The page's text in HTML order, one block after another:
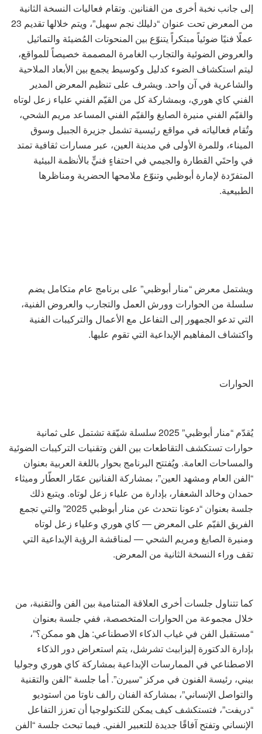
إلى جانب نخبة أخرى من الفنانين. وتقام فعاليات النسخة الثانية
من المعرض تحت عنوان “دليلك نجم سهيل”، ويتم خلالها تقديم 23
عملًا فنيًا ضوئياً مبتكراً يتنوّع بين المنحوتات المُضيئة والتماثيل
والعروض الضوئية والتجارب الغامرة المصممة خصيصاً للمواقع،
ليتم استكشاف الضوء كدليل وكوسيط يجمع بين الأبعاد الملاحية
والشاعرية في آن واحد. ويشرف على تنظيم المعرض المدير
الفني كاي هوري، وبمشاركة كل من القيّم الفني علياء زعل لوتاه
والقيّم الفني منيرة الصايغ والقيّم الفني المساعد مريم الشحي،
وتُقام فعالياته في مواقع رئيسية تشمل جزيرة الجبيل وسوق
الميناء، وللمرة الأولى في مدينة العين، عبر مسارات ثقافية تمتد
في واحتَي القطارة والجيمي في احتفاءٍ فنيٍّ بالأنظمة البيئية
المتفرّدة لإمارة أبوظبي وتنوّع ملامحها الحضرية ومناظرها
الطبيعية.
ويشتمل معرض “منار أبوظبي” على برنامج عام متكامل يضم
سلسلة من الحوارات وورش العمل والتجارب والعروض الفنية،
التي تدعو الجمهور إلى التفاعل مع الأعمال والتركيبات الفنية
واكتشاف المفاهيم الإبداعية التي تقوم عليها.
الحوارات
يُقدّم “منار أبوظبي” 2025 سلسلة شيّقة تشتمل على ثمانية
حوارات تستكشف التقاطعات بين الفن وتقنيات التركيبات الضوئية
والمساحات العامة. ويُفتتح البرنامج بحوار باللغة العربية بعنوان
“الفن العام ومشهد العين”، بمشاركة الفنانين عمّار العطّار وميثاء
حمدان وخالد الشعفار، بإدارة من علياء زعل لوتاه. ويتبع ذلك
جلسة بعنوان “دعونا نتحدث عن منار أبوظبي 2025” والتي تجمع
الفريق القيّم على المعرض — كاي هوري وعلياء زعل لوتاه
ومنيرة الصايغ ومريم الشحي — لمناقشة الرؤية الإبداعية التي
تقف وراء النسخة الثانية من المعرض.
كما تتناول جلسات أخرى العلاقة المتنامية بين الفن والتقنية، من
خلال مجموعة من الحوارات المتخصصة، ففي جلسة بعنوان
“مستقبل الفن في غياب الذكاء الاصطناعي: هل هو ممكن؟”،
بإدارة الدكتورة إليزابيث تشرشل، يتم استعراض دور الذكاء
الاصطناعي في الممارسات الإبداعية بمشاركة كاي هوري وجوليا
بيني، رئيسة الفنون في مركز “سيرن”. أما جلسة “الفن والتقنية
والتواصل الإنساني”، بمشاركة الفنان رالف ناوتا من استوديو
“دريفت”، فتستكشف كيف يمكن للتكنولوجيا أن تعزز التفاعل
الإنساني وتفتح آفاقًا جديدة للتعبير الفني. فيما تبحث جلسة “الفن